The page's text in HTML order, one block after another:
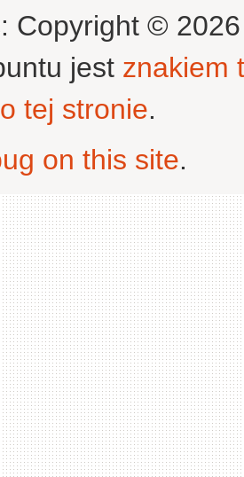
Copyright ©
jest znakiem
tej stronie.
on this site.